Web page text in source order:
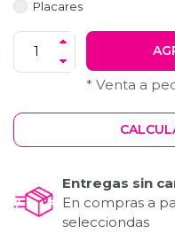
Placares
* Venta a
Entregas sin
En compras a
selecciondas